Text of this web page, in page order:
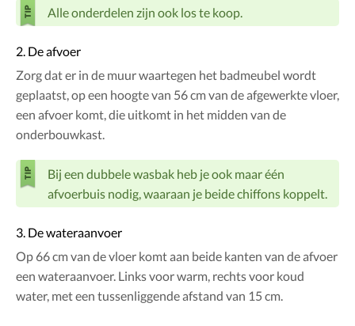
Alle onderdelen zijn ook los te koop.
2. De afvoer
Zorg dat er in de muur waartegen het badmeubel wordt
geplaatst, op een hoogte van 56 cm van de afgewerkte vloer,
een afvoer komt, die uitkomt in het midden van de
onderbouwkast.
Bij een dubbele wasbak heb je ook maar één
afvoerbuis nodig, waaraan je beide chiffons koppelt.
3. De wateraanvoer
Op 66 cm van de vloer komt aan beide kanten van de afvoer
een wateraanvoer. Links voor warm, rechts voor koud
water, met een tussenliggende afstand van 15 cm.